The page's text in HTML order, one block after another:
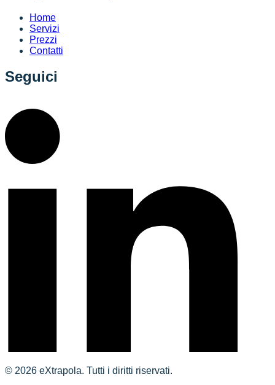
Home
Servizi
Prezzi
Contatti
Seguici
© 2026 eXtrapola. Tutti i diritti riservati.